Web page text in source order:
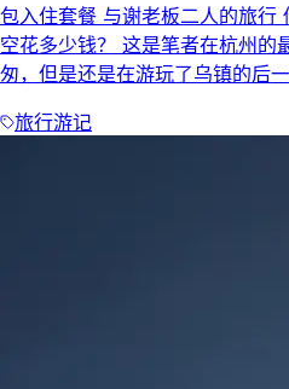
包入住套餐 与谢老板二人的旅行
空花多少钱？ 这是笔者在杭州的
匆，但是还是在游玩了乌镇的后
旅行游记